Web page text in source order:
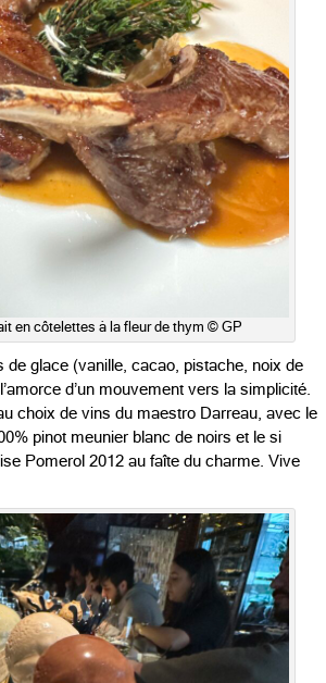
en côtelettes à la fleur de thym © GP
de glace (vanille, cacao, pistache, noix de
d’un mouvement vers la simplicité.
choix de vins du maestro Darreau, avec le
pinot meunier blanc de noirs et le si
Pomerol 2012 au faîte du charme. Vive